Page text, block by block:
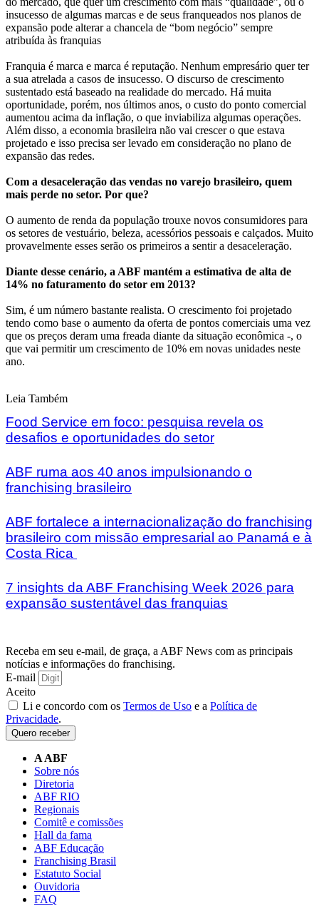
insucesso de algumas marcas e de seus franqueados nos planos de
expansão pode alterar a chancela de “bom negócio” sempre
atribuída às franquias
Franquia é marca e marca é reputação. Nenhum empresário quer ter
a sua atrelada a casos de insucesso. O discurso de crescimento
sustentado está baseado na realidade do mercado. Há muita
oportunidade, porém, nos últimos anos, o custo do ponto comercial
aumentou acima da inflação, o que inviabiliza algumas operações.
Além disso, a economia brasileira não vai crescer o que estava
projetado e isso precisa ser levado em consideração no plano de
expansão das redes.
Com a desaceleração das vendas no varejo brasileiro, quem
mais perde no setor. Por que?
O aumento de renda da população trouxe novos consumidores para
os setores de vestuário, beleza, acessórios pessoais e calçados. Muito
provavelmente esses serão os primeiros a sentir a desaceleração.
Diante desse cenário, a ABF mantém a estimativa de alta de
14% no faturamento do setor em 2013?
Sim, é um número bastante realista. O crescimento foi projetado
tendo como base o aumento da oferta de pontos comerciais uma vez
que os preços deram uma freada diante da situação econômica -, o
que vai permitir um crescimento de 10% em novas unidades neste
ano.
Leia Também
Food Service em foco: pesquisa revela os
desafios e oportunidades do setor
ABF ruma aos 40 anos impulsionando o
franchising brasileiro
ABF fortalece a internacionalização do franchising
brasileiro com missão empresarial ao Panamá e à
Costa Rica
7 insights da ABF Franchising Week 2026 para
expansão sustentável das franquias
Receba em seu e-mail, de graça, a ABF News com as principais
notícias e informações do franchising.
E-mail
Aceito
Li e concordo com os Termos de Uso e a Política de
Privacidade.
Quero receber
A ABF
Sobre nós
Diretoria
ABF RIO
Regionais
Comitê e comissões
Hall da fama
ABF Educação
Franchising Brasil
Estatuto Social
Ouvidoria
FAQ